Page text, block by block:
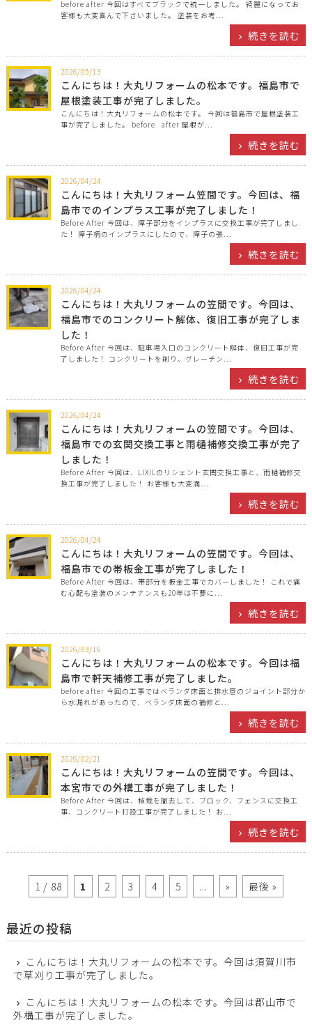
before after 今回はすべてブラックで統一しました。 綺麗になってお
客様も大変喜んで下さいました。 塗装をお考...
続きを読む
2026/05/13
こんにちは！大丸リフォームの松本です。福島市で
屋根塗装工事が完了しました。
こんにちは！大丸リフォームの松本です。 今回は福島市で屋根塗装工
事が完了しました。 before after 屋根が...
続きを読む
2026/04/24
こんにちは！大丸リフォーム笠間です。今回は、福
島市でのインプラス工事が完了しました！
Before After 今回は、障子部分をインプラスに交換工事が完了しまし
た！ 障子柄のインプラスにしたので、障子の張...
続きを読む
2026/04/24
こんにちは！大丸リフォームの笠間です。今回は、
福島市でのコンクリート解体、復旧工事が完了しま
した！
Before After 今回は、駐車場入口のコンクリート解体、復旧工事が完
了しました！ コンクリートを削り、グレーチン...
続きを読む
2026/04/24
こんにちは！大丸リフォームの笠間です。今回は、
福島市での玄関交換工事と雨樋補修交換工事が完了
しました！
Before After 今回は、LIXILのリシェント玄関交換工事と、雨樋補修交
換工事が完了しました！ お客様も大変満...
続きを読む
2026/04/24
こんにちは！大丸リフォームの笠間です。今回は、
福島市での帯板金工事が完了しました！
Before After 今回は、帯部分を板金工事でカバーしました！ これで痛
む心配も塗装のメンテナンスも20年は不要に...
続きを読む
2026/03/16
こんにちは！大丸リフォームの松本です。今回は福
島市で軒天補修工事が完了しました。
before after 今回の工事ではベランダ床面と排水管のジョイント部分か
ら水漏れがあったので、ベランダ床面の補修と...
続きを読む
2026/02/21
こんにちは！大丸リフォームの笠間です。今回は、
本宮市での外構工事が完了しました！
Before After 今回は、植栽を撤去して、ブロック、フェンスに交換工
事、コンクリート打設工事が完了しました！ お...
続きを読む
1 / 88 1 2 3 4 5 ... » 最後 »
最近の投稿
こんにちは！大丸リフォームの松本です。今回は須賀川市
で草刈り工事が完了しました。
こんにちは！大丸リフォームの松本です。今回は郡山市で
外構工事が完了しました。